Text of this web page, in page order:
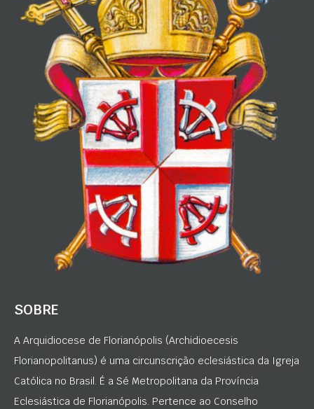
SOBRE
A Arquidiocese de Florianópolis (Archidioecesis
Florianopolitanus) é uma circunscrição eclesiástica da Igreja
Católica no Brasil. É a Sé Metropolitana da Província
Eclesiástica de Florianópolis. Pertence ao Conselho